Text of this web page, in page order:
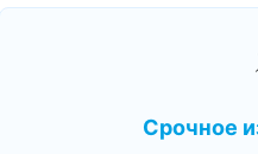
Срочное